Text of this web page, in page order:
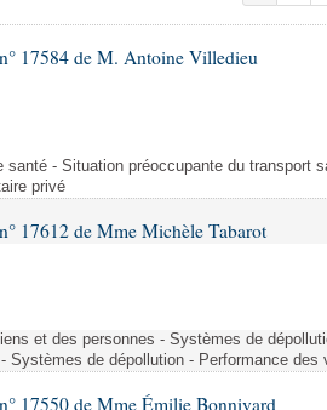
17584 de M. Antoine Villedieu
santé - Situation préoccupante du transport
privé
17612 de Mme Michèle Tabarot
et des personnes - Systèmes de
Systèmes de dépollution - Performance des
17550 de Mme Émilie Bonnivard